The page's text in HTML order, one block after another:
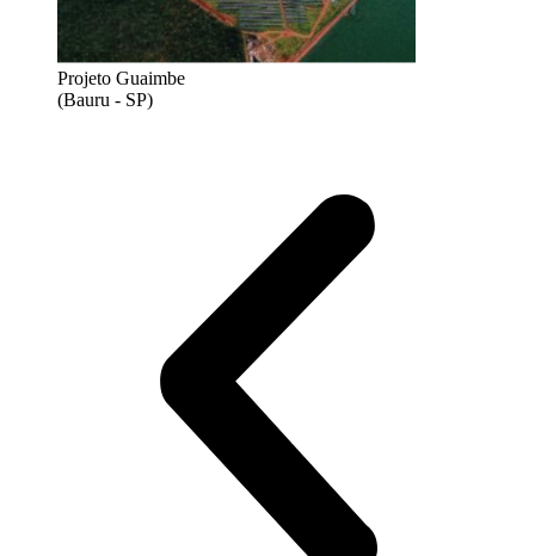
Projeto Guaimbe
(Bauru - SP)